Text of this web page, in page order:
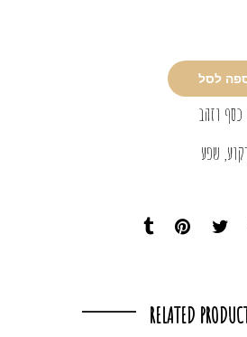
לסל
וזהב
שפע
RELATED